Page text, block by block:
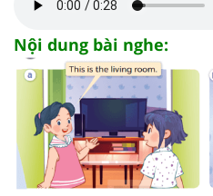
Nội dung bài nghe: